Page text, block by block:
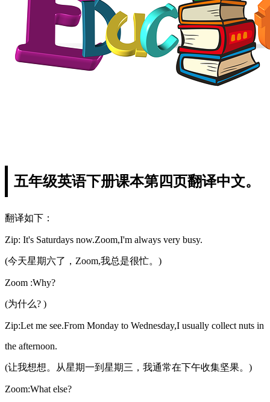
五年级英语下册课本第四页翻译中文。
翻译如下：
Zip: It's Saturdays now.Zoom,I'm always very busy.
(今天星期六了，Zoom,我总是很忙。)
Zoom :Why?
(为什么? )
Zip:Let me see.From Monday to Wednesday,I usually collect nuts in
the afternoon.
(让我想想。从星期一到星期三，我通常在下午收集坚果。)
Zoom:What else?